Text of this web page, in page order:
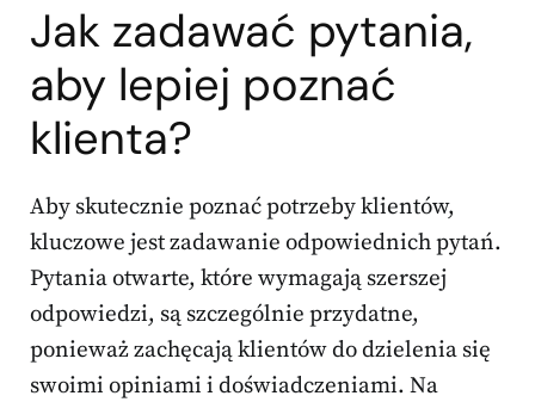
Jak zadawać pytania,
aby lepiej poznać
klienta?
Aby skutecznie poznać potrzeby klientów,
kluczowe jest zadawanie odpowiednich pytań.
Pytania otwarte, które wymagają szerszej
odpowiedzi, są szczególnie przydatne,
ponieważ zachęcają klientów do dzielenia się
swoimi opiniami i doświadczeniami. Na